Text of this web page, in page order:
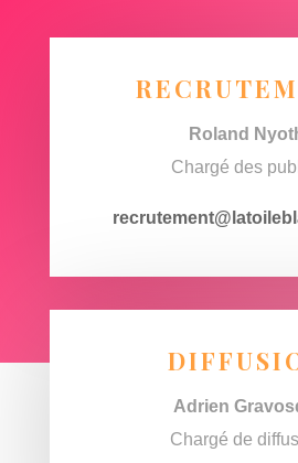
Roland
Chargé des
Adrien
Chargé de